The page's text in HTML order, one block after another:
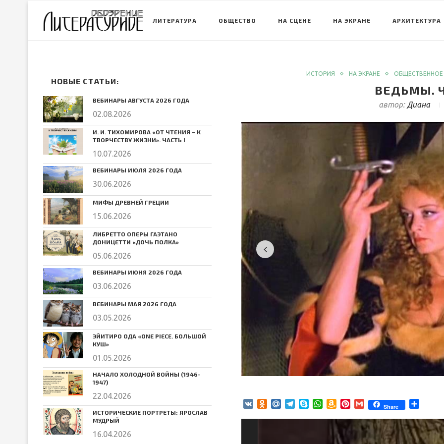
ЛИТЕРАТУРА ОБЩЕСТВО НА СЦЕНЕ НА ЭКРАНЕ АРХИТЕКТУРА
ИСТОРИЯ НА ЭКРАНЕ ОБЩЕСТВЕННОЕ
ВЕДЬМЫ.
автор:Диана
VK Odnoklassniki
Mail.RuTelegram
SkypeWhatsApp
Amazon
List
Pinterest
GmailShare
НОВЫЕ СТАТЬИ:
ВЕБИНАРЫ АВГУСТА 2026 ГОДА
02.08.2026
И. И. ТИХОМИРОВА «ОТ ЧТЕНИЯ – К
ТВОРЧЕСТВУ ЖИЗНИ». ЧАСТЬ I
10.07.2026
ВЕБИНАРЫ ИЮЛЯ 2026 ГОДА
30.06.2026
МИФЫ ДРЕВНЕЙ ГРЕЦИИ
15.06.2026
ЛИБРЕТТО ОПЕРЫ ГАЭТАНО
ДОНИЦЕТТИ «ДОЧЬ ПОЛКА»
05.06.2026
ВЕБИНАРЫ ИЮНЯ 2026 ГОДА
03.06.2026
ВЕБИНАРЫ МАЯ 2026 ГОДА
03.05.2026
ЭЙИТИРО ОДА «ONE PIECE. БОЛЬШОЙ
КУШ»
01.05.2026
НАЧАЛО ХОЛОДНОЙ ВОЙНЫ (1946-
1947)
22.04.2026
ИСТОРИЧЕСКИЕ ПОРТРЕТЫ: ЯРОСЛАВ
МУДРЫЙ
16.04.2026